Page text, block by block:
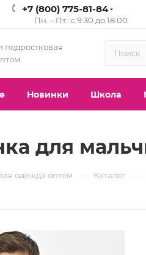
+7 (800) 775-81-84
Пн. – Пт.: с 9:30 до 18:00
подростковая
Новинки Школа
для
одежда оптом — Каталог —